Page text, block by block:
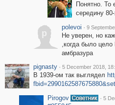
Понятно. То
середину
p
polevoi · 9
Не уверен, но
,когда было
амбразура
pignasty · 5 December 2018,
В 1939-ом так выглядел
Pirogov
· 5